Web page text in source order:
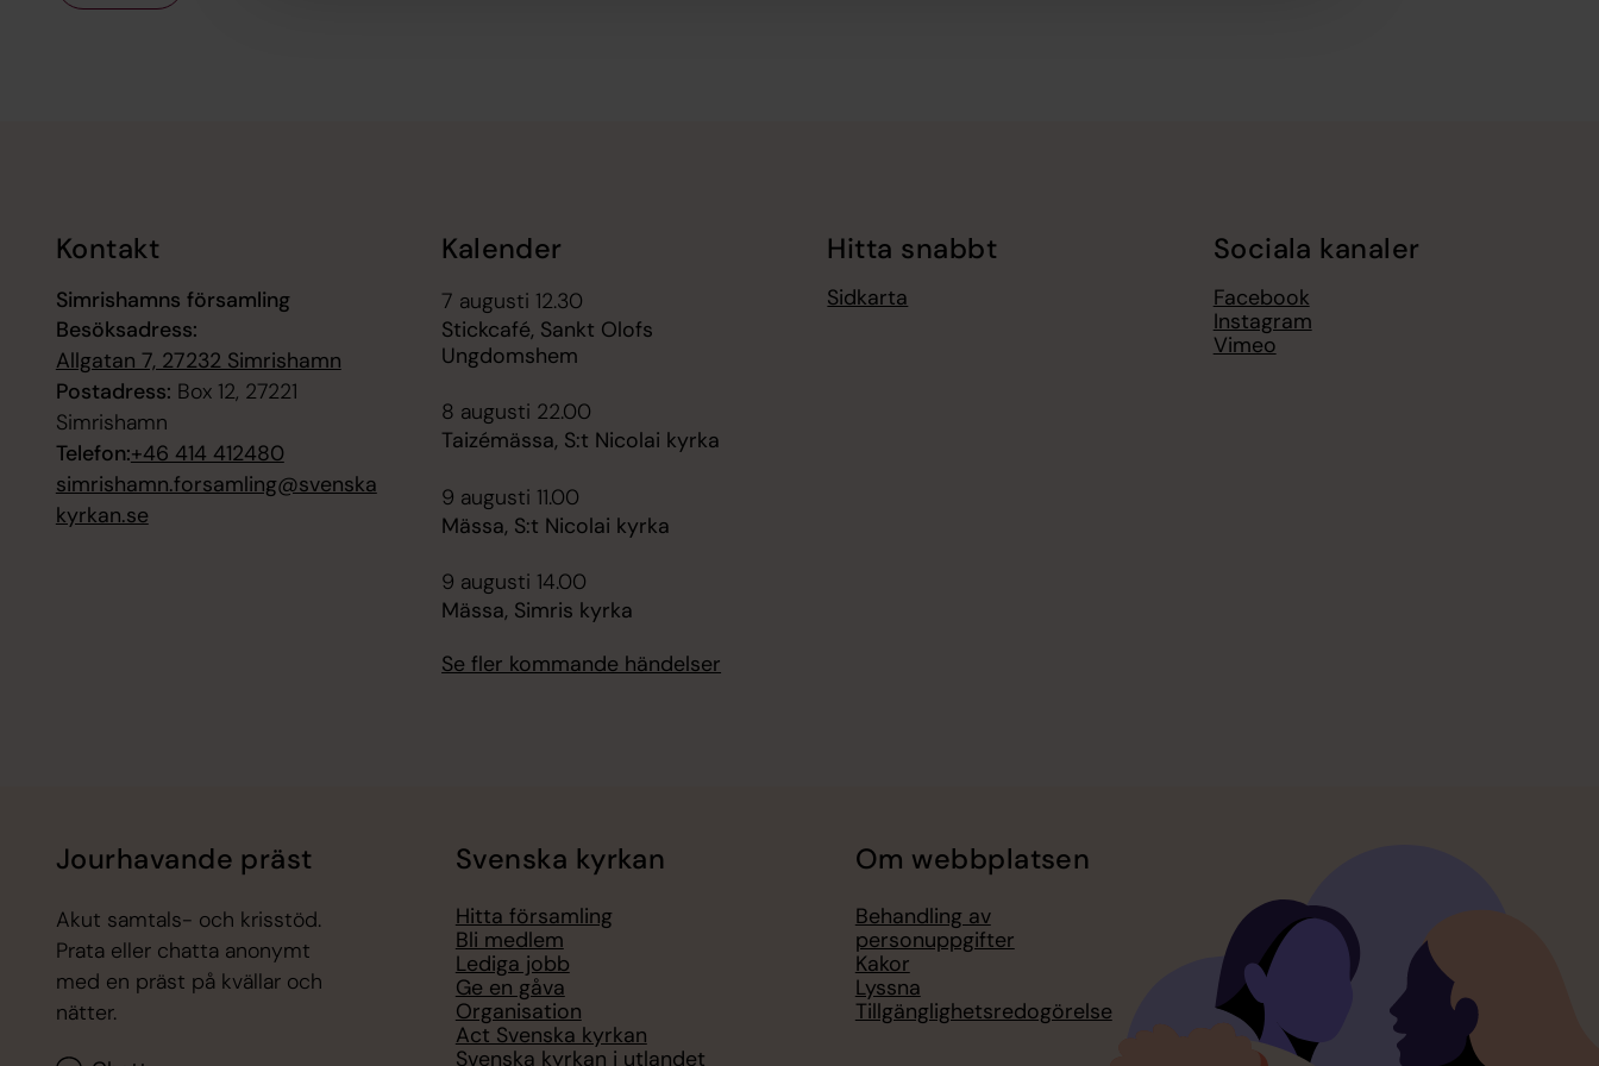
Kontakt
Simrishamns församling
Besöksadress:
Allgatan 7, 27232 Simrishamn
Postadress: Box 12, 27221
Simrishamn
Telefon:+46 414 412480
simrishamn.forsamling@svenska
kyrkan.se
Kalender
7 augusti 12.30
Stickcafé, Sankt Olofs
Ungdomshem
8 augusti 22.00
Taizémässa, S:t Nicolai kyrka
9 augusti 11.00
Mässa, S:t Nicolai kyrka
9 augusti 14.00
Mässa, Simris kyrka
Se fler kommande händelser
Hitta snabbt
Sidkarta
Sociala kanaler
Facebook
Instagram
Vimeo
Jourhavande präst
Akut samtals- och krisstöd.
Prata eller chatta anonymt
med en präst på kvällar och
nätter.
Svenska kyrkan
Hitta församling
Bli medlem
Lediga jobb
Ge en gåva
Organisation
Act Svenska kyrkan
Svenska kyrkan i utlandet
Om webbplatsen
Behandling av
personuppgifter
Kakor
Lyssna
Tillgänglighetsredogörelse